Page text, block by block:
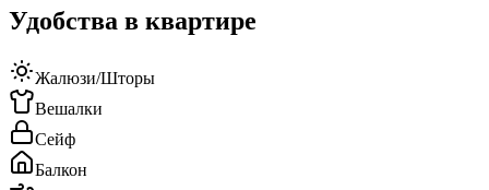
Удобства в квартире
Жалюзи/Шторы
Вешалки
Сейф
Балкон